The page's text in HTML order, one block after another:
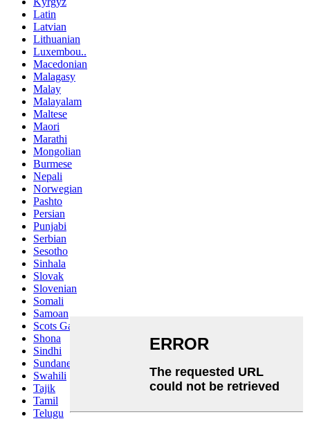
Latin
Latvian
Lithuanian
Luxembou..
Macedonian
Malagasy
Malay
Malayalam
Maltese
Maori
Marathi
Mongolian
Burmese
Nepali
Norwegian
Pashto
Persian
Punjabi
Serbian
Sesotho
Sinhala
Slovak
Slovenian
Somali
Samoan
Scots Gaelic
Shona
Sindhi
Sundanese
Swahili
Tajik
Tamil
Telugu